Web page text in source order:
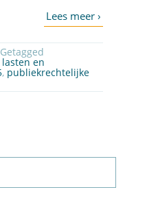
en
, publiekrechtelijke